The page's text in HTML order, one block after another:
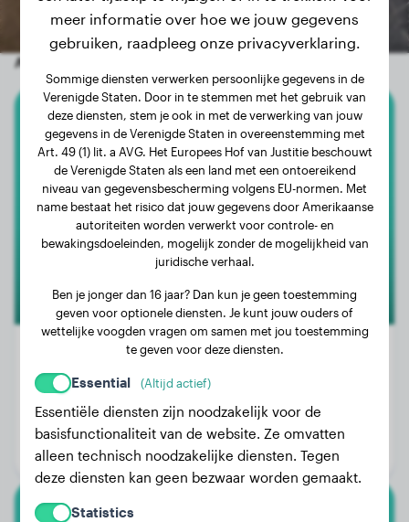
Andere willekeurige honden
American Bully
Pablo
1
Gewicht:
Leeftijd:
Geslacht:
meer informatie over hoe we jouw gegevens
gebruiken, raadpleeg onze privacyverklaring.
Sommige diensten verwerken persoonlijke gegevens in de
Verenigde Staten. Door in te stemmen met het gebruik van
deze diensten, stem je ook in met de verwerking van jouw
gegevens in de Verenigde Staten in overeenstemming met
Art. 49 (1) lit. a AVG. Het Europees Hof van Justitie beschouwt
de Verenigde Staten als een land met een ontoereikend
niveau van gegevensbescherming volgens EU-normen. Met
name bestaat het risico dat jouw gegevens door Amerikaanse
autoriteiten worden verwerkt voor controle- en
bewakingsdoeleinden, mogelijk zonder de mogelijkheid van
juridische verhaal.
Ben je jonger dan 16 jaar? Dan kun je geen toestemming
geven voor optionele diensten. Je kunt jouw ouders of
wettelijke voogden vragen om samen met jou toestemming
te geven voor deze diensten.
Essential (Altijd actief)
Essentiële diensten zijn noodzakelijk voor de
basisfunctionaliteit van de website. Ze omvatten
alleen technisch noodzakelijke diensten. Tegen
deze diensten kan geen bezwaar worden gemaakt.
Statistics